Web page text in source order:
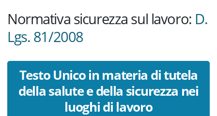
Normativa sicurezza sul lavoro: D.
Lgs. 81/2008
Testo Unico in materia di tutela
della salute e della sicurezza nei
luoghi di lavoro